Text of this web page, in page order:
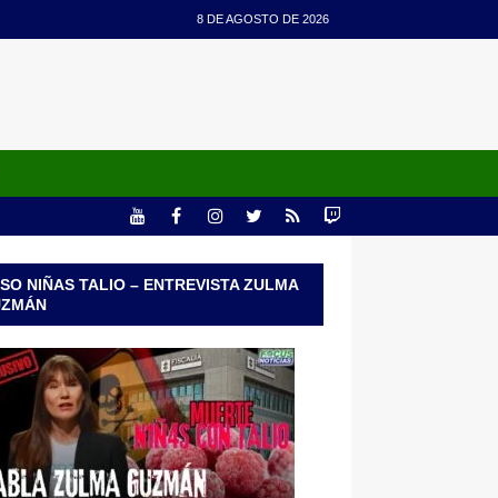
8 DE AGOSTO DE 2026
NIÑAS TALIO – ENTREVISTA ZULMA